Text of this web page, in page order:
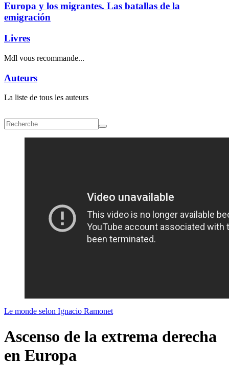
Europa y los migrantes. Las batallas de la
emigración
Livres
Mdl vous recommande...
Auteurs
La liste de tous les auteurs
Le monde selon Ignacio Ramonet
Ascenso de la extrema derecha
en Europa